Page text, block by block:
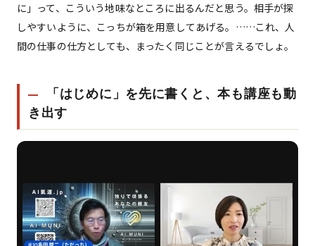
に」って、こういう地味なところに出るんだと思う。相手が探
しやすいように、こっちが箱を用意してあげる。……これ、人
間の仕事の仕方としても、まったく同じことが言えるでしょ。
「はじめに」を先に書くと、本も講座も動
き出す